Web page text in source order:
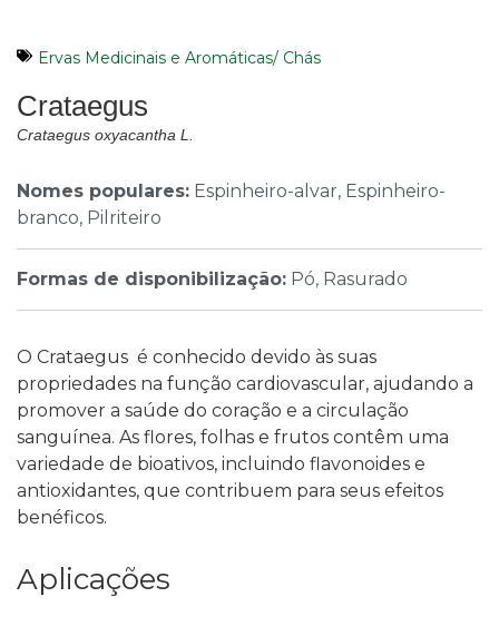
Ervas Medicinais e Aromáticas/ Chás
Crataegus
Crataegus oxyacantha L.
Nomes populares: Espinheiro-alvar, Espinheiro-
branco, Pilriteiro
Formas de disponibilização: Pó, Rasurado
O Crataegus é conhecido devido às suas
propriedades na função cardiovascular, ajudando a
promover a saúde do coração e a circulação
sanguínea. As flores, folhas e frutos contêm uma
variedade de bioativos, incluindo flavonoides e
antioxidantes, que contribuem para seus efeitos
benéficos.
Aplicações